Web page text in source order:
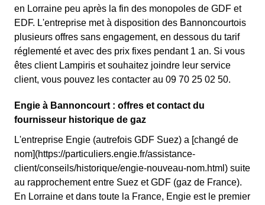
en Lorraine peu après la fin des monopoles de GDF et
EDF. L'entreprise met à disposition des Bannoncourtois
plusieurs offres sans engagement, en dessous du tarif
réglementé et avec des prix fixes pendant 1 an. Si vous
êtes client Lampiris et souhaitez joindre leur service
client, vous pouvez les contacter au 09 70 25 02 50.
Engie à Bannoncourt : offres et contact du
fournisseur historique de gaz
L'entreprise Engie (autrefois GDF Suez) a [changé de
nom](https://particuliers.engie.fr/assistance-
client/conseils/historique/engie-nouveau-nom.html) suite
au rapprochement entre Suez et GDF (gaz de France).
En Lorraine et dans toute la France, Engie est le premier